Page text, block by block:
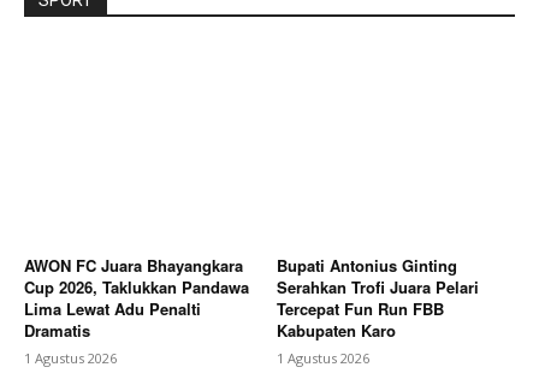
AWON FC Juara Bhayangkara
Cup 2026, Taklukkan Pandawa
Lima Lewat Adu Penalti
Dramatis
1 Agustus 2026
Bupati Antonius Ginting
Serahkan Trofi Juara Pelari
Tercepat Fun Run FBB
Kabupaten Karo
1 Agustus 2026